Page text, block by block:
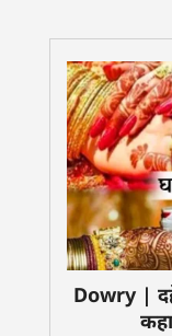
Dowry |